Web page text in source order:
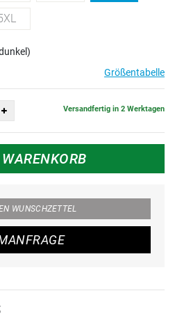
Größentabelle
Versandfertig in 2 Werktagen
WUNSCHZETTEL